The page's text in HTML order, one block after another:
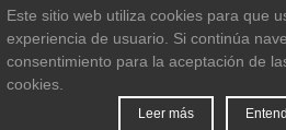
Este sitio web utiliza cookies para que
experiencia de usuario. Si continúa
consentimiento para la aceptación de
cookies.
Leer más